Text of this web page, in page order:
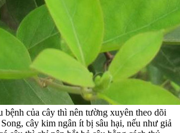
bệnh của cây thì nên tường xuyên theo dõi
cây kim ngân ít bị sâu hại, nếu như giả